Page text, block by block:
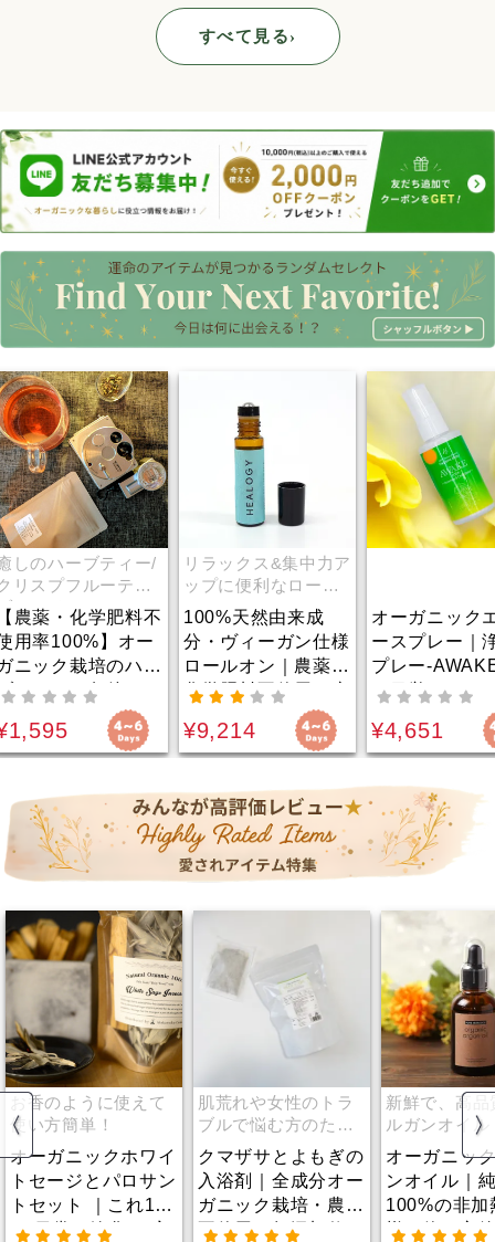
すべて見る›
ハーブティー/
プフルーティ
ド
・化学肥料不
100%】オー
ク栽培のハー
ー｜午後のリ
におすすめの
ブレンド｜集
下やだるさを
る！ハイビス
で脳をクリア
至福の1杯
リラックス&集中力ア
ップに便利なロール
オン！
100%天然由来成
分・ヴィーガン仕様
ロールオン｜農薬・
化学肥料不使用の麻
由来成分を高濃度に
配合！こめかみ、
首、肩にマッサージ
するようになじませ
るだけで、リラック
ス&集中力アップ！
持ち運びに便利なコ
ンパクトサイズのお
まもりロールオン。
安心・安全の国内製
造
¥9,214
オーガニックエナジ
ースプレー｜浄化ス
プレー-AWAKE｜魂
を目覚めさせ、内な
る力を引き出す｜シ
トラスミストで1日
の始まりをエネルギ
ッシュにスタート｜
朝におすすめ
¥4,651
お香のように使えて
使い方簡単！
オーガニックホワイ
トセージとパロサン
トセット ｜これ1つ
で”日常の浄化”は完
肌荒れや女性のトラ
ブルで悩む方のため
に。
クマザサとよもぎの
入浴剤｜全成分オー
ガニック栽培・農薬
不使用！無添加仕
新鮮で、高品
ルガンオイル
るチャンス！
オーガニッ
ンオイル｜
100%の非加
様！使い方